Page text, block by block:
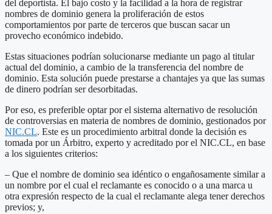
del deportista. El bajo costo y la facilidad a la hora de registrar
nombres de dominio genera la proliferación de estos
comportamientos por parte de terceros que buscan sacar un
provecho económico indebido.
Estas situaciones podrían solucionarse mediante un pago al titular
actual del dominio, a cambio de la transferencia del nombre de
dominio. Esta solución puede prestarse a chantajes ya que las sumas
de dinero podrían ser desorbitadas.
Por eso, es preferible optar por el sistema alternativo de resolución
de controversias en materia de nombres de dominio, gestionados por
NIC.CL. Este es un procedimiento arbitral donde la decisión es
tomada por un Árbitro, experto y acreditado por el NIC.CL, en base
a los siguientes criterios:
– Que el nombre de dominio sea idéntico o engañosamente similar a
un nombre por el cual el reclamante es conocido o a una marca u
otra expresión respecto de la cual el reclamante alega tener derechos
previos; y,